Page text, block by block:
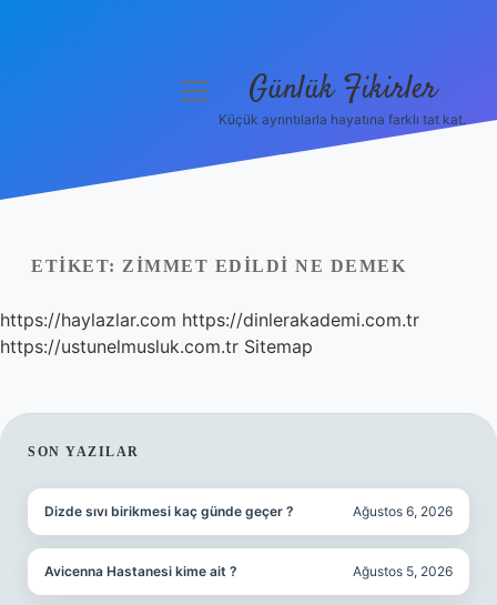
Yasal Uyarı
Hakkımızda
menüyü Günlük Fikirler
Küçük ayrıntılarla hayatına farklı tat kat.
ETIKET: ZIMMET EDILDI NE DEMEK
https://haylazlar.com https://dinlerakademi.com.tr
https://ustunelmusluk.com.tr Sitemap
SIDEBAR
SON YAZILAR
Dizde sıvı birikmesi kaç günde geçer ? Ağustos 6, 2026
Avicenna Hastanesi kime ait ? Ağustos 5, 2026